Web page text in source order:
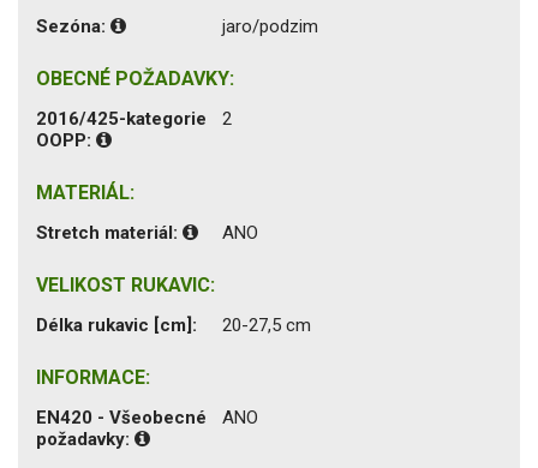
Sezóna: jaro/podzim
OBECNÉ POŽADAVKY:
2016/425-kategorie
OOPP:
2
MATERIÁL:
Stretch materiál: ANO
VELIKOST RUKAVIC:
Délka rukavic [cm]: 20-27,5 cm
INFORMACE:
EN420 - Všeobecné
požadavky:
ANO